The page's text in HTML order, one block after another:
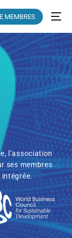
MEMBRES
l’association
ses membres
intégrée.